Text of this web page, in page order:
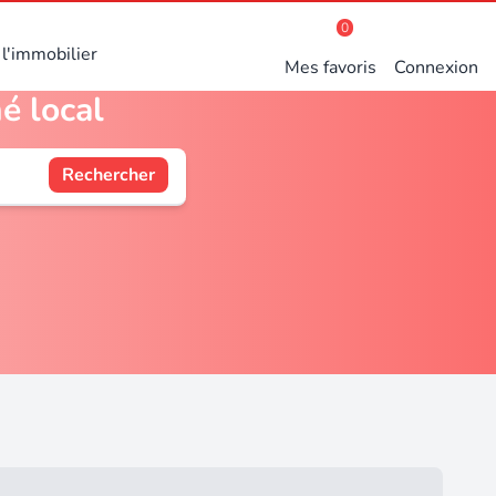
l'immobilier
0
Mes favoris Connexion
local
Rechercher